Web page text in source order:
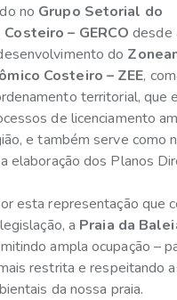
no Grupo Setorial do
– GERCO desde
do
Costeiro – ZEE,
territorial, que
de licenciamento
e também serve como
elaboração dos Planos
esta representação que
a Praia da
ampla ocupação –
restrita e respeitando
da nossa praia.